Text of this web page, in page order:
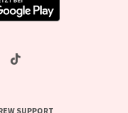
SUPPORT